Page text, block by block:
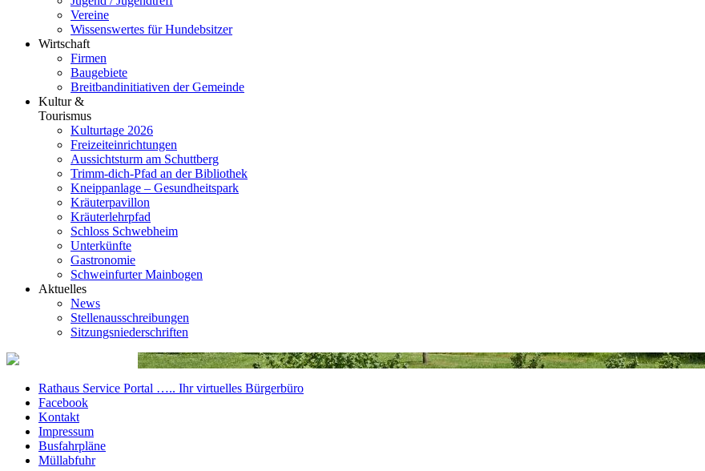
Vereine
Wissenswertes für Hundebsitzer
Wirtschaft
Firmen
Baugebiete
Breitbandinitiativen der Gemeinde
Kultur &
Tourismus
Kulturtage 2026
Freizeiteinrichtungen
Aussichtsturm am Schuttberg
Trimm-dich-Pfad an der Bibliothek
Kneippanlage – Gesundheitspark
Kräuterpavillon
Kräuterlehrpfad
Schloss Schwebheim
Unterkünfte
Gastronomie
Schweinfurter Mainbogen
Aktuelles
News
Stellenausschreibungen
Sitzungsniederschriften
Rathaus Service Portal ….. Ihr virtuelles Bürgerbüro
Facebook
Kontakt
Impressum
Busfahrpläne
Müllabfuhr